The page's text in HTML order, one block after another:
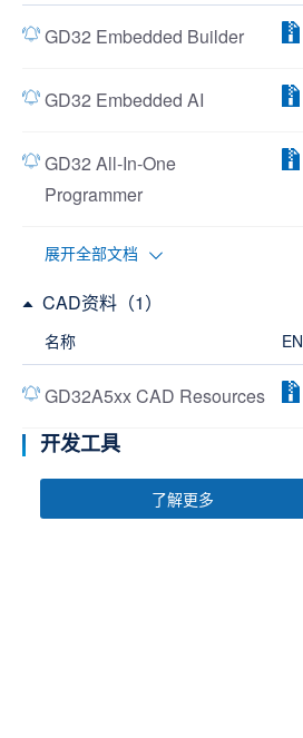
GD32 Embedded Builder
GD32 Embedded AI
GD32 All-In-One
Programmer
展开全部文档
CAD资料（1）
名称 EN
GD32A5xx CAD Resources
开发工具
了解更多